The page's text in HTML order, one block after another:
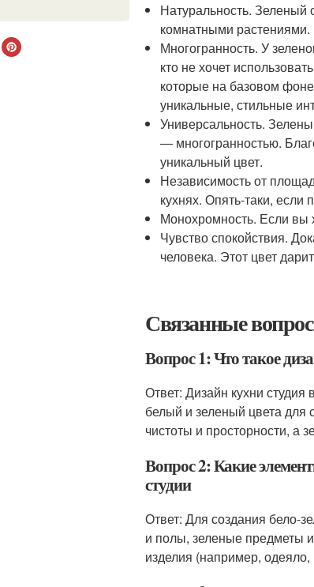
Натуральность. Зеленый
комнатными растениями.
Многогранность. У
кто не хочет
которые на базовом
уникальные, стильные
Универсальность.
— многогранностью.
уникальный цвет.
Независимость от
кухнях. Опять-таки, если
Монохромность. Если вы
Чувство спокойствия.
человека. Этот цвет
Связанные
Вопрос 1: Что такое
Ответ: Дизайн кухни
белый и зеленый цвета для
чистоты и просторности, а
Вопрос 2: Какие
студии
Ответ: Для создания бело-
и полы, зеленые предметы
изделия (например,